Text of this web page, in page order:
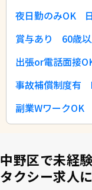
夜日勤のみOK
賞与あり
60歳
出張or電話面接
事故補償制度有
副業WワークOK
中野区で未経
タクシー求人